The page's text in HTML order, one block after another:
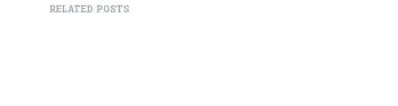
RELATED POSTS